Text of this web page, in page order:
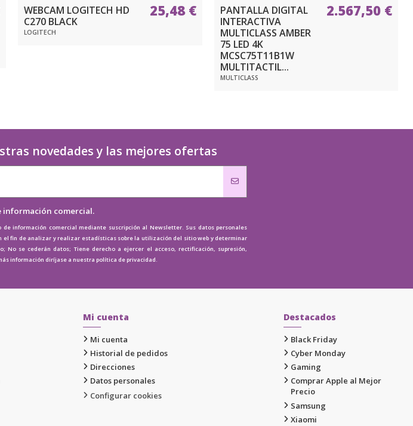
WEBCAM LOGITECH HD
C270 BLACK
LOGITECH
25,48 €
PANTALLA DIGITAL
INTERACTIVA
MULTICLASS AMBER
75 LED 4K
MCSC75T11B1W
MULTITACTIL...
MULTICLASS
2.567,50 €
novedades y las mejores ofertas
información comercial.
información comercial mediante suscripción al Newsletter. Sus datos personales
el fin de analizar y realizar estadísticas sobre la utilización del sitio web y determinar
No se cederán datos; Tiene derecho a ejercer el acceso, rectificación, supresión,
información diríjase a nuestra política de privacidad.
Mi cuenta
Mi cuenta
Historial de pedidos
Direcciones
Datos personales
Configurar cookies
Destacados
Black Friday
Cyber Monday
Gaming
Comprar Apple al Mejor
Precio
Samsung
Xiaomi